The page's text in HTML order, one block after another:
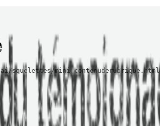
squelettes/mini-contenuderubrique.html